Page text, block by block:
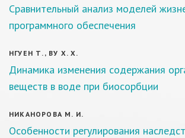
Сравнительный анализ моделей
программного обеспечения
НГУЕН Т., ВУ Х. Х.
Динамика изменения содержания
веществ в воде при биосорбции
НИКАНОРОВА М. И.
Особенности регулирования